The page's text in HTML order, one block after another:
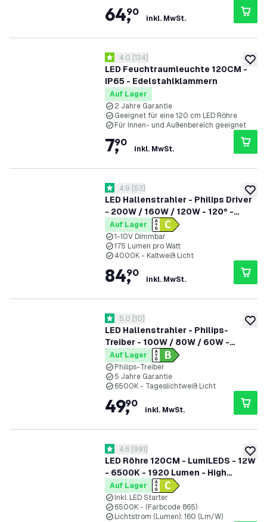
64,
90
inkl. MwSt.
zur
LED Feuchtraumleuchte 120CM -
IP65 - Edelstahlklammern
Bewertungsbereich öffnen
4 Bewertungssterne
4.0 [134]
Auf Lager
2 Jahre Garantie
Geeignet für eine 120 cm LED Röhre
Für Innen- und Außenbereich geeignet
7,
90
inkl. MwSt.
zur
LED Hallenstrahler - Philips Driver
- 200W / 160W / 120W - 120° -
175lm/W - 4000K - IP65 - Dimmbar
- 5 Jahre Garantie - GS-geprüft
Bewertungsbereich öffnen
4.9 Bewertungssterne
4.9 [53]
Auf Lager
1-10V Dimmbar
175 Lumen pro Watt
4000K - Kaltweiß Licht
84,
90
inkl. MwSt.
zur
LED Hallenstrahler - Philips-
Treiber - 100W / 80W / 60W -
185lm/W - 6500K - IP65 - Dimmbar
- 90° - 5 Jahre Garantie
Bewertungsbereich öffnen
5 Bewertungssterne
5.0 [10]
Auf Lager
Philips-Treiber
5 Jahre Garantie
6500K - Tageslichtweiß Licht
49,
90
inkl. MwSt.
zur
LED Röhre 120CM - LumiLEDS - 12W
- 6500K - 1920 Lumen - High
Efficiency
Bewertungsbereich öffnen
4.6 Bewertungssterne
4.6 [991]
Auf Lager
Inkl. LED Starter
6500K - (Farbcode 865)
Lichtstrom (Lumen): 160 (Lm/W)